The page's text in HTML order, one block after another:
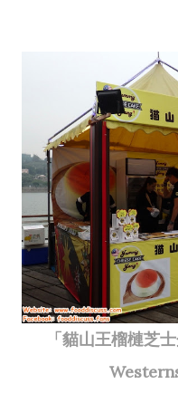
「貓山王榴槤芝